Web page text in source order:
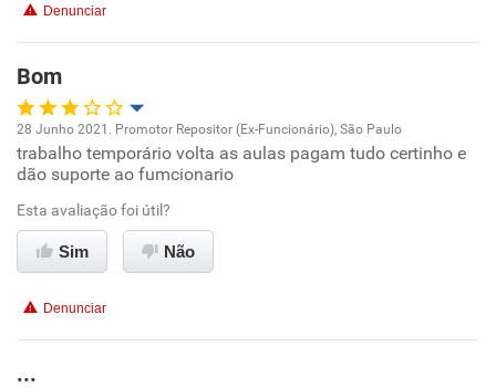
Benefícios
Recomenda esta empresa
Recomenda a diretoria
Denunciar
Bom
Oportunidade de promoção
Ambiente de trabalho
Conciliação com a vida familiar
28 Junho 2021. Promotor Repositor (Ex-Funcionário), São Paulo
trabalho temporário volta as aulas pagam tudo certinho e
dão suporte ao fumcionario
Esta avaliação foi útil?
Sim Não
Denunciar
...